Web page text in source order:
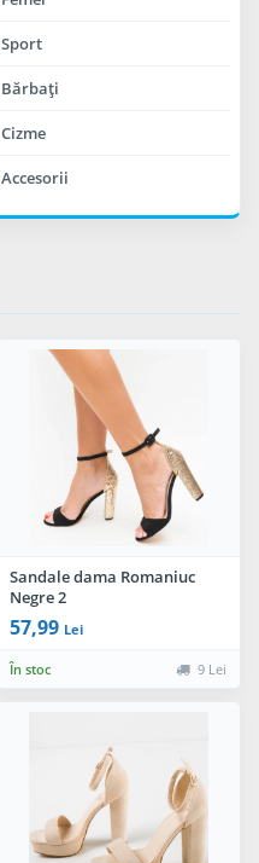
Sport
Bărbaţi
Cizme
Accesorii
Sandale dama Romaniuc
Negre 2
57,99 Lei
În stoc 9 Lei